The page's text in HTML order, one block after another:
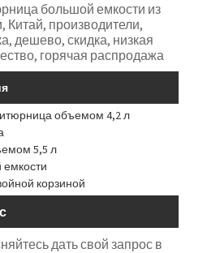
большой емкости из
производители,
дешево, скидка, низкая
горячая распродажа
объемом 4,2 л
5,5 л
корзиной
дать свой запрос в